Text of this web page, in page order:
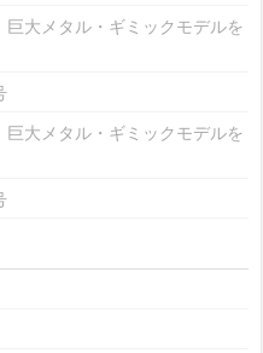
大メタル・ギミックモデルを
大メタル・ギミックモデルを